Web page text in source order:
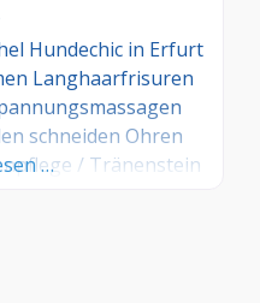
Hundechic in Erfurt
Langhaarfrisuren
schneiden Ohren
/ Tränenstein
…